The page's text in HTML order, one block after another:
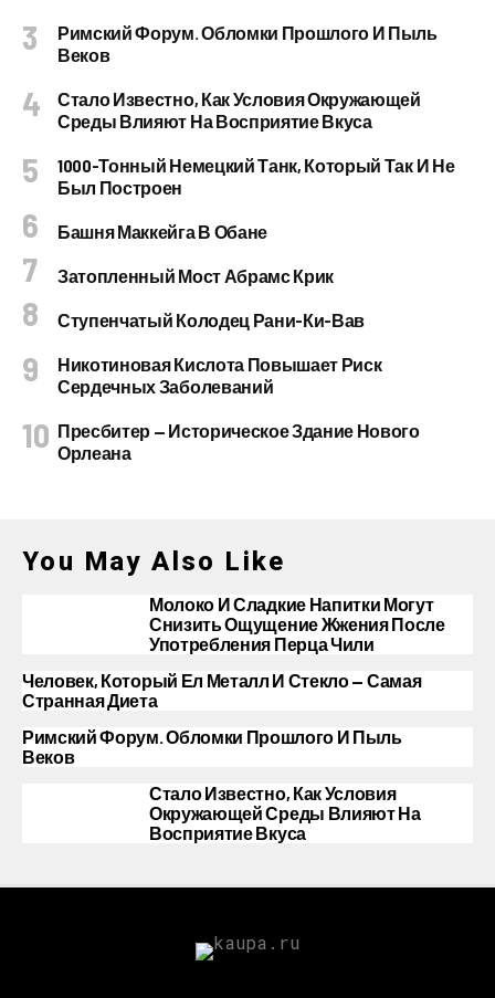
Римский Форум. Обломки Прошлого И Пыль
Веков
Стало Известно, Как Условия Окружающей
Среды Влияют На Восприятие Вкуса
1000-Тонный Немецкий Танк, Который Так И Не
Был Построен
Башня Маккейга В Обане
Затопленный Мост Абрамс Крик
Ступенчатый Колодец Рани-Ки-Вав
Никотиновая Кислота Повышает Риск
Сердечных Заболеваний
Пресбитер — Историческое Здание Нового
Орлеана
You May Also Like
Молоко И Сладкие Напитки Могут
Снизить Ощущение Жжения После
Употребления Перца Чили
Человек, Который Ел Металл И Стекло — Самая
Странная Диета
Римский Форум. Обломки Прошлого И Пыль
Веков
Стало Известно, Как Условия
Окружающей Среды Влияют На
Восприятие Вкуса